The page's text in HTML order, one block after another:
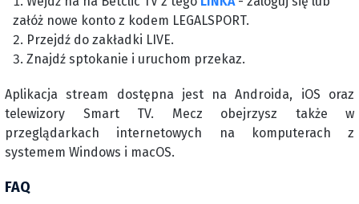
załóż nowe konto z kodem LEGALSPORT.
Przejdź do zakładki LIVE.
Znajdź sptokanie i uruchom przekaz.
Aplikacja stream dostępna jest na Androida, iOS oraz
telewizory Smart TV. Mecz obejrzysz także w
przeglądarkach internetowych na komputerach z
systemem Windows i macOS.
FAQ